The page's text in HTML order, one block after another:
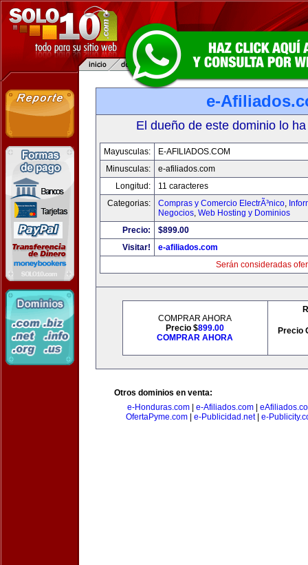
e-
El dueño de este dominio lo
Mayusculas:
E-AFILIADOS.COM
Minusculas:
e-afiliados.com
Longitud:
11 caracteres
Categorias:
Compras y Comercio ElectrÃ³nico,
Negocios, Web Hosting y Dominios
Precio:
$899.00
Visitar!
e-afiliados.com
Serán consideradas
COMPRAR AHORA
Precio $899.00
COMPRAR AHORA
Precio
Otros dominios en venta:
e-Honduras.com| e-Afiliados.com|
OfertaPyme.com| e-Publicidad.net| e-